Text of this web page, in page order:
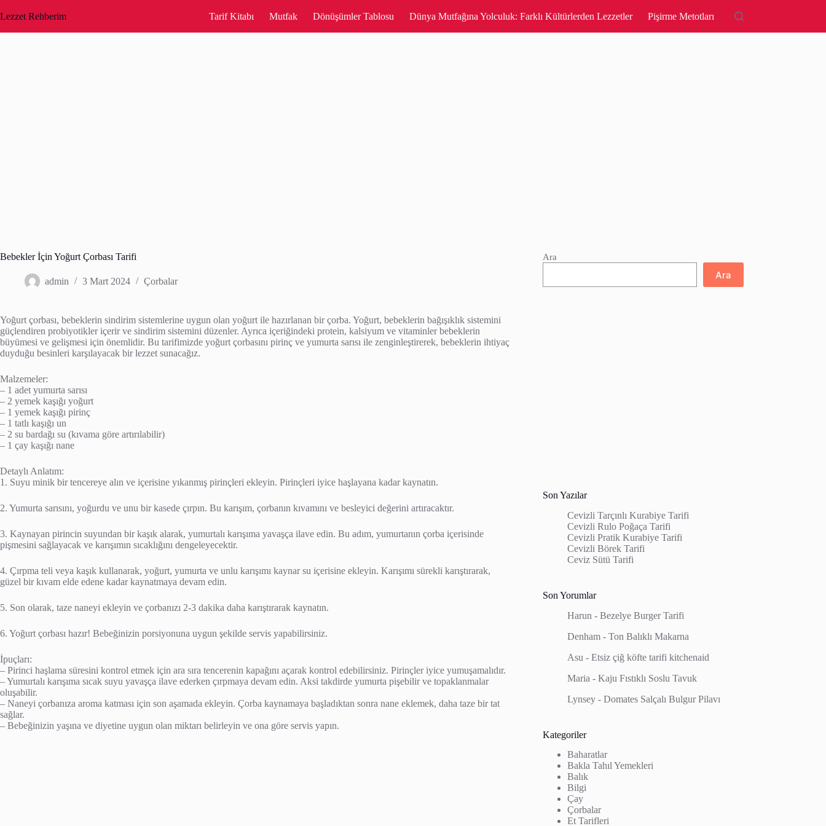
to
Lezzet Rehberim Tarif Kitabı Mutfak Dönüşümler Tablosu Dünya Mutfağına Yolculuk: Farklı Kültürlerden Lezzetler Pişirme Metotları
Bebekler İçin Yoğurt Çorbası Tarifi
admin 3 Mart 2024 Çorbalar
Yoğurt çorbası, bebeklerin sindirim sistemlerine uygun olan yoğurt ile hazırlanan bir çorba. Yoğurt, bebeklerin bağışıklık sistemini
güçlendiren probiyotikler içerir ve sindirim sistemini düzenler. Ayrıca içeriğindeki protein, kalsiyum ve vitaminler bebeklerin
büyümesi ve gelişmesi için önemlidir. Bu tarifimizde yoğurt çorbasını pirinç ve yumurta sarısı ile zenginleştirerek, bebeklerin ihtiyaç
duyduğu besinleri karşılayacak bir lezzet sunacağız.
Malzemeler:
– 1 adet yumurta sarısı
– 2 yemek kaşığı yoğurt
– 1 yemek kaşığı pirinç
– 1 tatlı kaşığı un
– 2 su bardağı su (kıvama göre artırılabilir)
– 1 çay kaşığı nane
Detaylı Anlatım:
1. Suyu minik bir tencereye alın ve içerisine yıkanmış pirinçleri ekleyin. Pirinçleri iyice haşlayana kadar kaynatın.
2. Yumurta sarısını, yoğurdu ve unu bir kasede çırpın. Bu karışım, çorbanın kıvamını ve besleyici değerini artıracaktır.
3. Kaynayan pirincin suyundan bir kaşık alarak, yumurtalı karışıma yavaşça ilave edin. Bu adım, yumurtanın çorba içerisinde
pişmesini sağlayacak ve karışımın sıcaklığını dengeleyecektir.
4. Çırpma teli veya kaşık kullanarak, yoğurt, yumurta ve unlu karışımı kaynar su içerisine ekleyin. Karışımı sürekli karıştırarak,
güzel bir kıvam elde edene kadar kaynatmaya devam edin.
5. Son olarak, taze naneyi ekleyin ve çorbanızı 2-3 dakika daha karıştırarak kaynatın.
6. Yoğurt çorbası hazır! Bebeğinizin porsiyonuna uygun şekilde servis yapabilirsiniz.
İpuçları:
– Pirinci haşlama süresini kontrol etmek için ara sıra tencerenin kapağını açarak kontrol edebilirsiniz. Pirinçler iyice yumuşamalıdır.
– Yumurtalı karışıma sıcak suyu yavaşça ilave ederken çırpmaya devam edin. Aksi takdirde yumurta pişebilir ve topaklanmalar
oluşabilir.
– Naneyi çorbanıza aroma katması için son aşamada ekleyin. Çorba kaynamaya başladıktan sonra nane eklemek, daha taze bir tat
sağlar.
– Bebeğinizin yaşına ve diyetine uygun olan miktarı belirleyin ve ona göre servis yapın.
Ara
Ara
Son Yazılar
Cevizli Tarçınlı Kurabiye Tarifi
Cevizli Rulo Poğaça Tarifi
Cevizli Pratik Kurabiye Tarifi
Cevizli Börek Tarifi
Ceviz Sütü Tarifi
Son Yorumlar
Harun -Bezelye Burger Tarifi
Denham -Ton Balıklı Makarna
Asu -Etsiz çiğ köfte tarifi kitchenaid
Maria -Kaju Fıstıklı Soslu Tavuk
Lynsey -Domates Salçalı Bulgur Pilavı
Kategoriler
Baharatlar
Bakla Tahıl Yemekleri
Balık
Bilgi
Çay
Çorbalar
Et Tarifleri